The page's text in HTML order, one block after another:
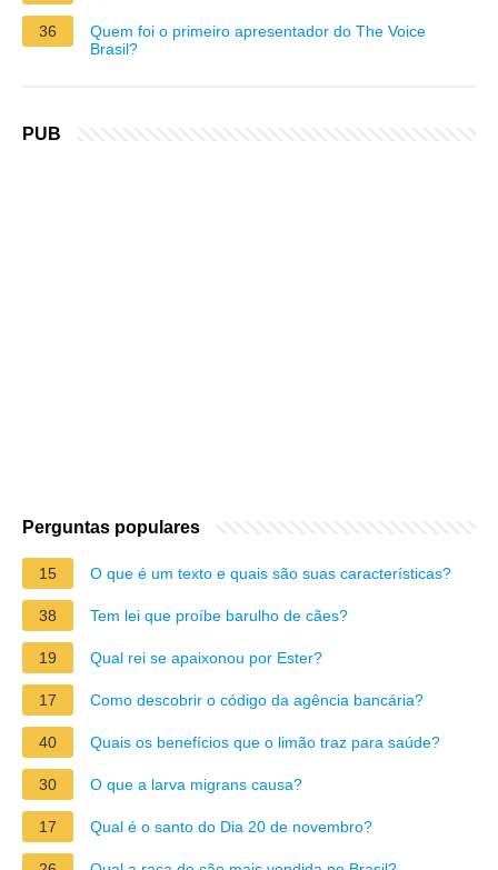
36
Quem foi o primeiro apresentador do The Voice
Brasil?
PUB
Perguntas populares
15 O que é um texto e quais são suas características?
38 Tem lei que proíbe barulho de cães?
19 Qual rei se apaixonou por Ester?
17 Como descobrir o código da agência bancária?
40 Quais os benefícios que o limão traz para saúde?
30 O que a larva migrans causa?
17 Qual é o santo do Dia 20 de novembro?